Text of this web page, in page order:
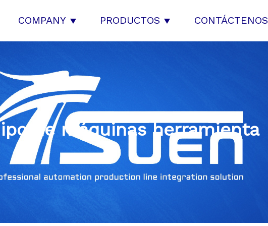
COMPANY PRODUCTOS CONTÁCTENOS
de máquinas herramienta